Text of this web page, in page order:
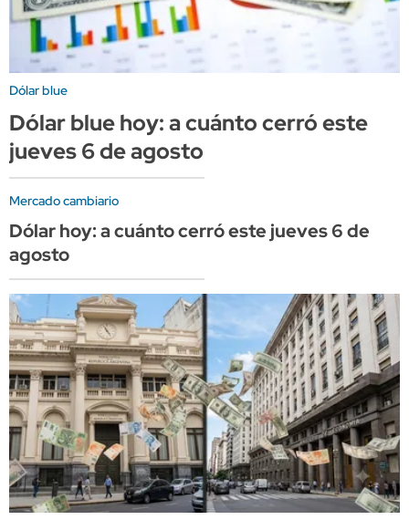
Dólar blue
Dólar blue hoy: a cuánto cerró este
jueves 6 de agosto
Mercado cambiario
Dólar hoy: a cuánto cerró este jueves 6 de
agosto